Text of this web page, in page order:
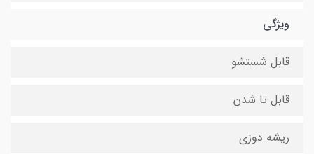
ویژگی
قابل شستشو
قابل تا شدن
ریشه دوزی